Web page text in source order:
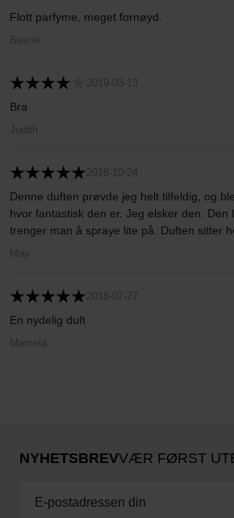
Flott parfyme, meget fornøyd.
Besnik
2019-03-13
Bra
Judith
2018-10-24
Denne duften prøvde jeg helt tilfeldig, og
hvor fantastisk den er. Jeg elsker den. Den
trenger man å spraye lite på. Duften sitter
May
2018-07-27
En nydelig duft
Marcela
NYHETSBREVVÆR FØRST